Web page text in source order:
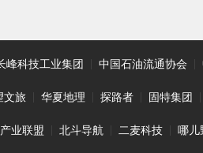
峰科技工业集团 中国石油流通协会
文旅 华夏地理 探路者 固特集团
业联盟 北斗导航 二麦科技 哪儿